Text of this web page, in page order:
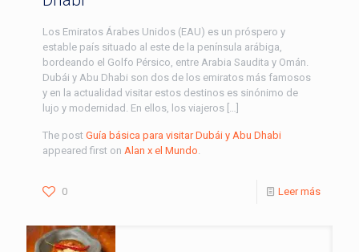
Los Emiratos Árabes Unidos (EAU) es un próspero y
estable país situado al este de la península arábiga,
bordeando el Golfo Pérsico, entre Arabia Saudita y Omán.
Dubái y Abu Dhabi son dos de los emiratos más famosos
y en la actualidad visitar estos destinos es sinónimo de
lujo y modernidad. En ellos, los viajeros […]
The post Guía básica para visitar Dubái y Abu Dhabi
appeared first on Alan x el Mundo.
0 Leer más